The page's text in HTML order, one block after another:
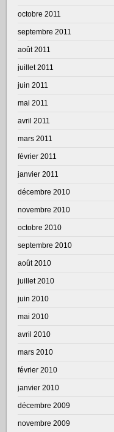
octobre 2011
septembre 2011
août 2011
juillet 2011
juin 2011
mai 2011
avril 2011
mars 2011
février 2011
janvier 2011
décembre 2010
novembre 2010
octobre 2010
septembre 2010
août 2010
juillet 2010
juin 2010
mai 2010
avril 2010
mars 2010
février 2010
janvier 2010
décembre 2009
novembre 2009